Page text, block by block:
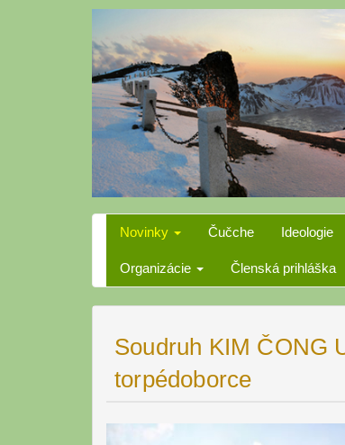
Novinky Čučche Ideologie
Organizácie Členská prihláška
Soudruh KIM ČONG
torpédoborce